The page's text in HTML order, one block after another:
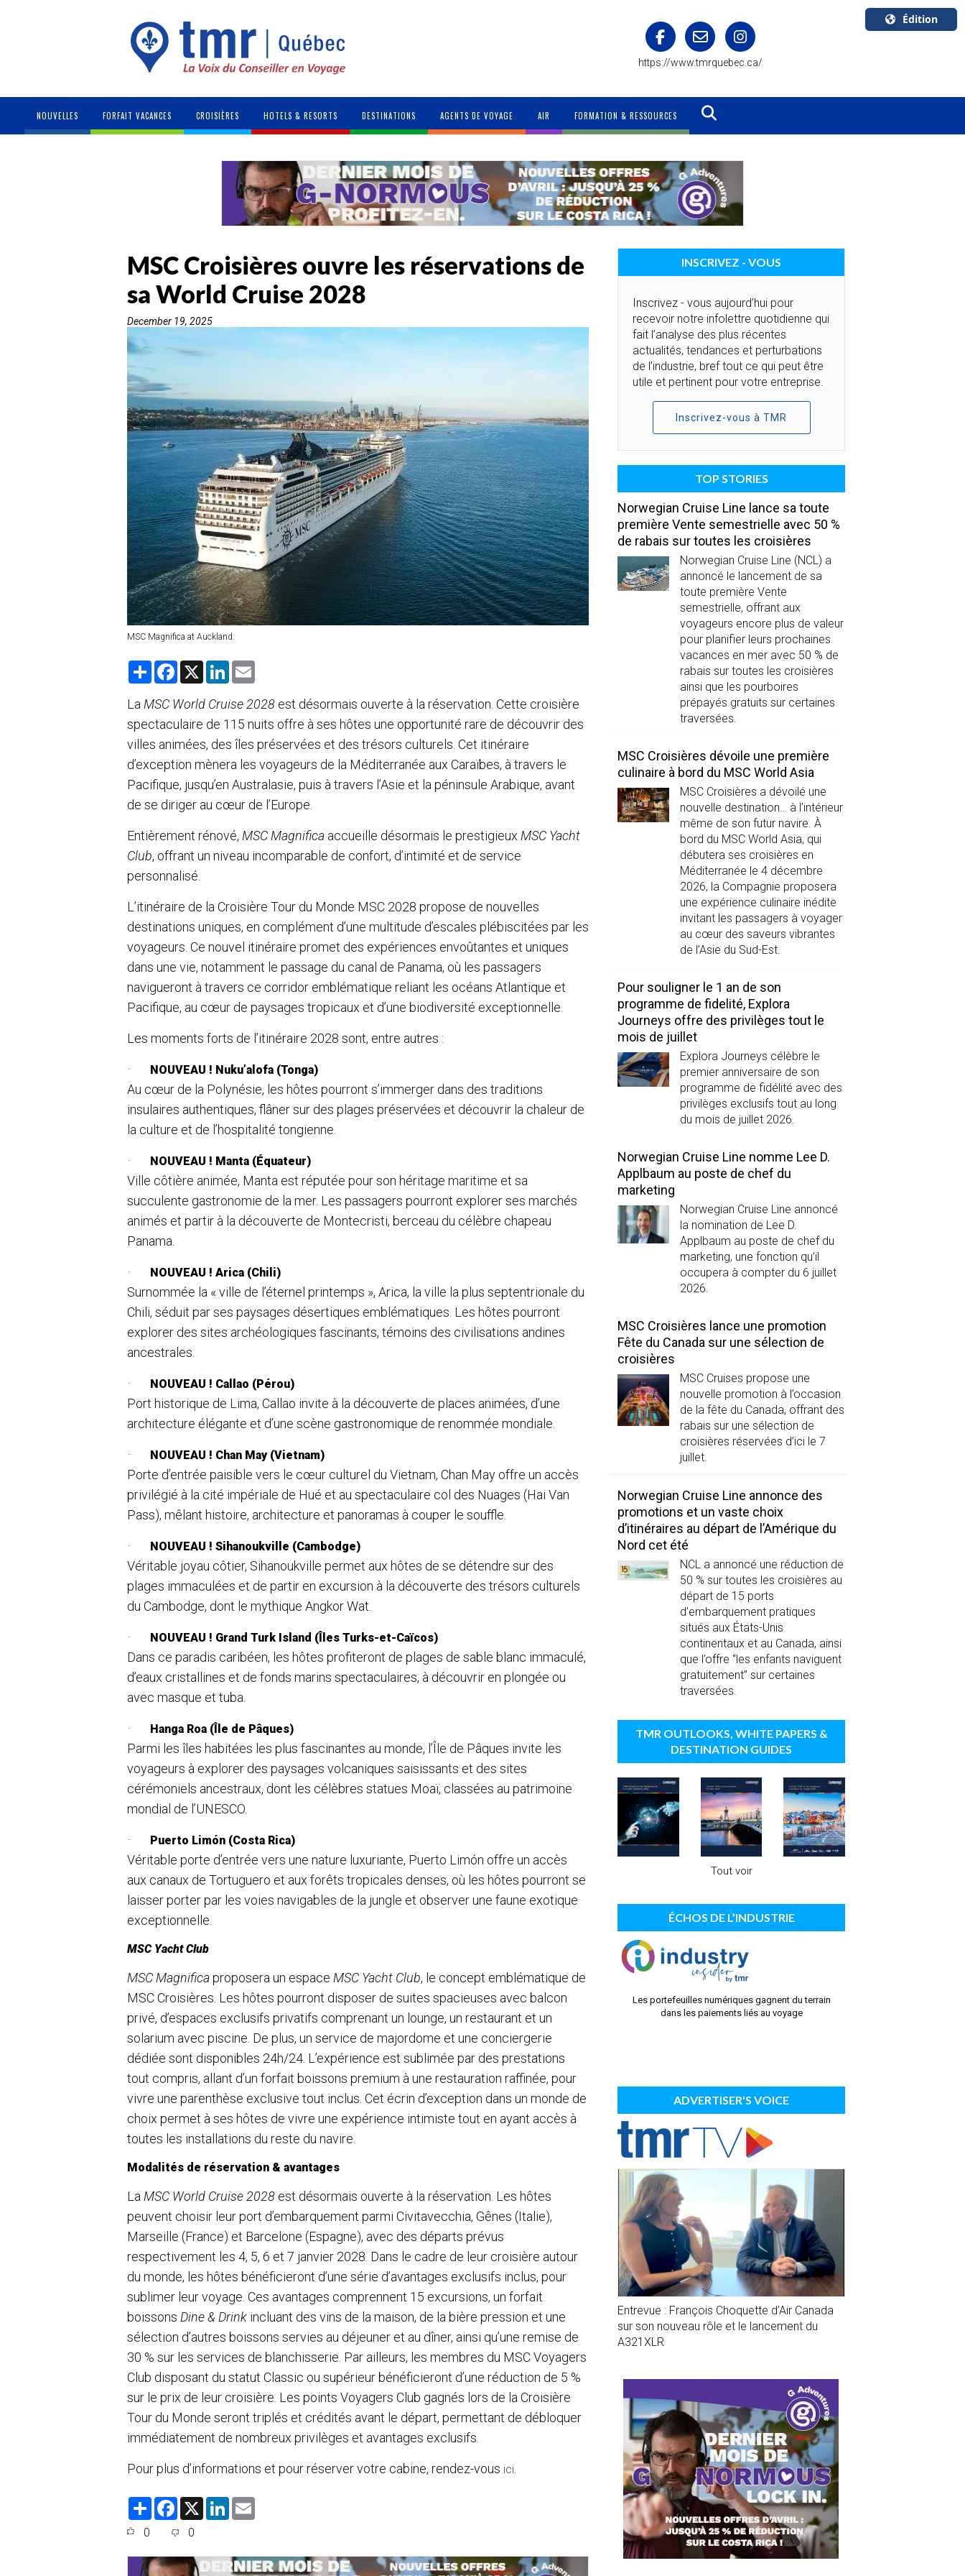
https://www.tmrquebec.ca/
Édition
Canada
NOUVELLES FORFAIT VACANCES CROISIÈRES HOTELS & RESORTS DESTINATIONS AGENTS DE VOYAGE AIR FORMATION & RESSOURCES
MSC Croisières ouvre les réservations de
sa World Cruise 2028
December 19, 2025
MSC Magnifica at Auckland.
S
r
e
F
e
b
o
k
X
L
k
e
d
n
i
l
La MSC World Cruise 2028 est désormais ouverte à la réservation. Cette croisière
spectaculaire de 115 nuits offre à ses hôtes une opportunité rare de découvrir des
villes animées, des îles préservées et des trésors culturels. Cet itinéraire
d’exception mènera les voyageurs de la Méditerranée aux Caraïbes, à travers le
Pacifique, jusqu’en Australasie, puis à travers l’Asie et la péninsule Arabique, avant
de se diriger au cœur de l’Europe.
Entièrement rénové, MSC Magnifica accueille désormais le prestigieux MSC Yacht
Club, offrant un niveau incomparable de confort, d’intimité et de service
personnalisé.
L’itinéraire de la Croisière Tour du Monde MSC 2028 propose de nouvelles
destinations uniques, en complément d’une multitude d’escales plébiscitées par les
voyageurs. Ce nouvel itinéraire promet des expériences envoûtantes et uniques
dans une vie, notamment le passage du canal de Panama, où les passagers
navigueront à travers ce corridor emblématique reliant les océans Atlantique et
Pacifique, au cœur de paysages tropicaux et d’une biodiversité exceptionnelle.
Les moments forts de l’itinéraire 2028 sont, entre autres :
· NOUVEAU ! Nuku’alofa (Tonga)
Au cœur de la Polynésie, les hôtes pourront s’immerger dans des traditions
insulaires authentiques, flâner sur des plages préservées et découvrir la chaleur de
la culture et de l’hospitalité tongienne.
· NOUVEAU ! Manta (Équateur)
Ville côtière animée, Manta est réputée pour son héritage maritime et sa
succulente gastronomie de la mer. Les passagers pourront explorer ses marchés
animés et partir à la découverte de Montecristi, berceau du célèbre chapeau
Panama.
· NOUVEAU ! Arica (Chili)
Surnommée la « ville de l’éternel printemps », Arica, la ville la plus septentrionale du
Chili, séduit par ses paysages désertiques emblématiques. Les hôtes pourront
explorer des sites archéologiques fascinants, témoins des civilisations andines
ancestrales.
· NOUVEAU ! Callao (Pérou)
Port historique de Lima, Callao invite à la découverte de places animées, d’une
architecture élégante et d’une scène gastronomique de renommée mondiale.
· NOUVEAU ! Chan May (Vietnam)
Porte d’entrée paisible vers le cœur culturel du Vietnam, Chan May offre un accès
privilégié à la cité impériale de Hué et au spectaculaire col des Nuages (Hai Van
Pass), mêlant histoire, architecture et panoramas à couper le souffle.
· NOUVEAU ! Sihanoukville (Cambodge)
Véritable joyau côtier, Sihanoukville permet aux hôtes de se détendre sur des
plages immaculées et de partir en excursion à la découverte des trésors culturels
du Cambodge, dont le mythique Angkor Wat.
· NOUVEAU ! Grand Turk Island (Îles Turks-et-Caïcos)
Dans ce paradis caribéen, les hôtes profiteront de plages de sable blanc immaculé,
d’eaux cristallines et de fonds marins spectaculaires, à découvrir en plongée ou
avec masque et tuba.
· Hanga Roa (Île de Pâques)
Parmi les îles habitées les plus fascinantes au monde, l’Île de Pâques invite les
voyageurs à explorer des paysages volcaniques saisissants et des sites
cérémoniels ancestraux, dont les célèbres statues Moaï, classées au patrimoine
mondial de l’UNESCO.
· Puerto Limón (Costa Rica)
Véritable porte d’entrée vers une nature luxuriante, Puerto Limón offre un accès
aux canaux de Tortuguero et aux forêts tropicales denses, où les hôtes pourront se
laisser porter par les voies navigables de la jungle et observer une faune exotique
exceptionnelle.
MSC Yacht Club
MSC Magnificaproposera un espace MSC Yacht Club, le concept emblématique de
MSC Croisières. Les hôtes pourront disposer de suites spacieuses avec balcon
privé, d’espaces exclusifs privatifs comprenant un lounge, un restaurant et un
solarium avec piscine. De plus, un service de majordome et une conciergerie
dédiée sont disponibles 24h/24. L’expérience est sublimée par des prestations
tout compris, allant d’un forfait boissons premium à une restauration raffinée, pour
vivre une parenthèse exclusive tout inclus. Cet écrin d’exception dans un monde de
choix permet à ses hôtes de vivre une expérience intimiste tout en ayant accès à
toutes les installations du reste du navire.
Modalités de réservation & avantages
La MSC World Cruise 2028 est désormais ouverte à la réservation. Les hôtes
peuvent choisir leur port d’embarquement parmi Civitavecchia, Gênes (Italie),
Marseille (France) et Barcelone (Espagne), avec des départs prévus
respectivement les 4, 5, 6 et 7 janvier 2028. Dans le cadre de leur croisière autour
du monde, les hôtes bénéficieront d’une série d’avantages exclusifs inclus, pour
sublimer leur voyage. Ces avantages comprennent 15 excursions, un forfait
boissons Dine & Drink incluant des vins de la maison, de la bière pression et une
sélection d’autres boissons servies au déjeuner et au dîner, ainsi qu’une remise de
30 % sur les services de blanchisserie. Par ailleurs, les membres du MSC Voyagers
Club disposant du statut Classic ou supérieur bénéficieront d’une réduction de 5 %
sur le prix de leur croisière. Les points Voyagers Club gagnés lors de la Croisière
Tour du Monde seront triplés et crédités avant le départ, permettant de débloquer
immédiatement de nombreux privilèges et avantages exclusifs.
Pour plus d’informations et pour réserver votre cabine, rendez-vous ici
S
F
e
o
o
X
L
d
I
0 0
INSCRIVEZ - VOUS
Inscrivez - vous aujourd’hui pour
recevoir notre infolettre quotidienne qui
fait l’analyse des plus récentes
actualités, tendances et perturbations
de l’industrie, bref tout ce qui peut être
utile et pertinent pour votre entreprise.
Inscrivez-vous à TMR
TOP STORIES
Norwegian Cruise Line lance sa toute
première Vente semestrielle avec 50 %
de rabais sur toutes les croisières
Norwegian Cruise Line (NCL) a
annoncé le lancement de sa
toute première Vente
semestrielle, offrant aux
voyageurs encore plus de valeur
pour planifier leurs prochaines
vacances en mer avec 50 % de
rabais sur toutes les croisières
ainsi que les pourboires
prépayés gratuits sur certaines
traversées.
MSC Croisières dévoile une première
culinaire à bord du MSC World Asia
MSC Croisières a dévoilé une
nouvelle destination… à l’intérieur
même de son futur navire. À
bord du MSC World Asia, qui
débutera ses croisières en
Méditerranée le 4 décembre
2026, la Compagnie proposera
une expérience culinaire inédite
invitant les passagers à voyager
au cœur des saveurs vibrantes
de l’Asie du Sud-Est.
Pour souligner le 1 an de son
programme de fidelité, Explora
Journeys offre des privilèges tout le
mois de juillet
Explora Journeys célèbre le
premier anniversaire de son
programme de fidélité avec des
privilèges exclusifs tout au long
du mois de juillet 2026.
Norwegian Cruise Line nomme Lee D.
Applbaum au poste de chef du
marketing
Norwegian Cruise Line annoncé
la nomination de Lee D.
Applbaum au poste de chef du
marketing, une fonction qu’il
occupera à compter du 6 juillet
2026.
MSC Croisières lance une promotion
Fête du Canada sur une sélection de
croisières
MSC Cruises propose une
nouvelle promotion à l’occasion
de la fête du Canada, offrant des
rabais sur une sélection de
croisières réservées d’ici le 7
juillet.
Norwegian Cruise Line annonce des
promotions et un vaste choix
d’itinéraires au départ de l’Amérique du
Nord cet été
NCL a annoncé une réduction de
50 % sur toutes les croisières au
départ de 15 ports
d’embarquement pratiques
situés aux États-Unis
continentaux et au Canada, ainsi
que l’offre “les enfants naviguent
gratuitement” sur certaines
traversées.
TMR OUTLOOKS, WHITE PAPERS &
DESTINATION GUIDES
Tout voir
ÉCHOS DE L’INDUSTRIE
Les portefeuilles numériques gagnent du terrain
dans les paiements liés au voyage
ADVERTISER'S VOICE
Entrevue : François Choquette d’Air Canada
sur son nouveau rôle et le lancement du
A321XLR